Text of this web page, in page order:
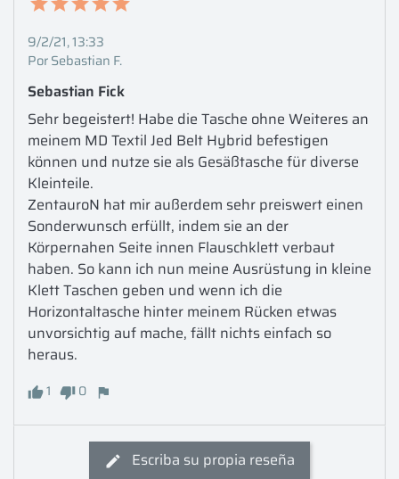
9/2/21, 13:33
Por Sebastian F.
Sebastian Fick
Sehr begeistert! Habe die Tasche ohne Weiteres an
meinem MD Textil Jed Belt Hybrid befestigen
können und nutze sie als Gesäßtasche für diverse
Kleinteile.
ZentauroN hat mir außerdem sehr preiswert einen
Sonderwunsch erfüllt, indem sie an der
Körpernahen Seite innen Flauschklett verbaut
haben. So kann ich nun meine Ausrüstung in kleine
Klett Taschen geben und wenn ich die
Horizontaltasche hinter meinem Rücken etwas
unvorsichtig auf mache, fällt nichts einfach so
heraus.
1 0
Escriba su propia reseña